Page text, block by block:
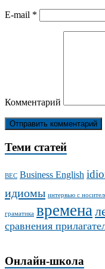
E-mail *
Комментарий
Теми статей
BEC Business English
идиомы интервью с
граматика времена
сравнения
Онлайн-школа